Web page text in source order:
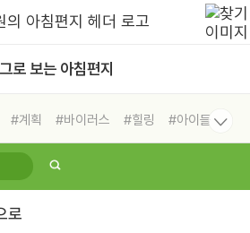
로 보는 아침편지
#계획 #바이러스 #힐링
#아이들
#삶
링컨학교
로